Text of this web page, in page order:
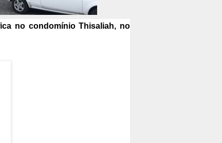
no condomínio Thisaliah, no